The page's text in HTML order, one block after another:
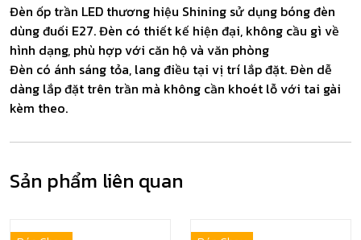
Đèn ốp trần LED thương hiệu Shining sử dụng bóng đèn
dùng đuối E27. Đèn có thiết kế hiện đại, không cầu gì về
hình dạng, phù hợp với căn hộ và văn phòng
Đèn có ánh sáng tỏa, lang điều tại vị trí lắp đặt. Đèn dễ
dàng lắp đặt trên trần mà không cần khoét lỗ với tai gài
kèm theo.
Sản phẩm liên quan